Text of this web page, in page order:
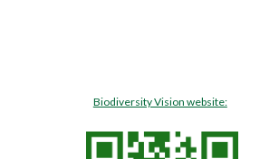
Biodiversity Vision website: